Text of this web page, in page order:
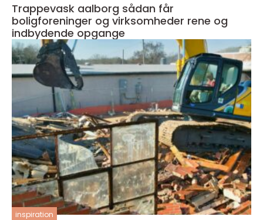
Trappevask aalborg sådan får
boligforeninger og virksomheder rene og
indbydende opgange
inspiration